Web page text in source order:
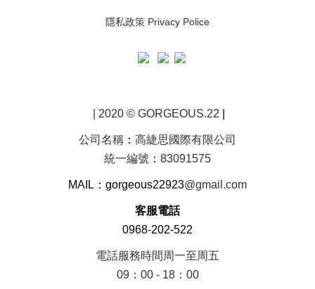
隱私政策 Privacy Police
| 2020 © GORGEOUS.22
公司名稱 ： 高緁思國際有限公司
統一編號 ： 83091575
MAIL：gorgeous22923@gmail.com
客服電話
0968-202-522
電話服務時間周一至周五
09：00 - 18：00